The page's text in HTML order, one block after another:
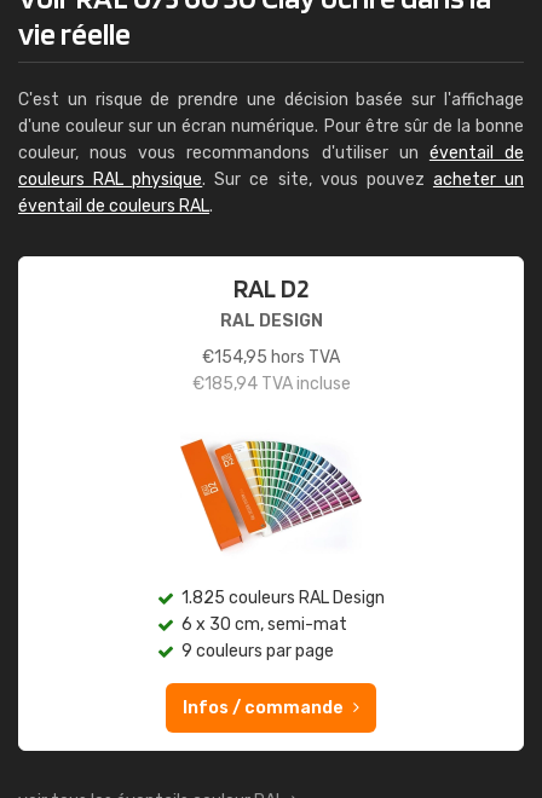
vie réelle
C'est un risque de prendre une décision basée sur l'affichage
d'une couleur sur un écran numérique. Pour être sûr de la bonne
couleur, nous vous recommandons d'utiliser un éventail de
couleurs RAL physique. Sur ce site, vous pouvez acheter un
éventail de couleurs RAL.
RAL D2
RAL DESIGN
€154,95 hors TVA
€185,94TVA incluse
1.825 couleurs RAL Design
6 x 30 cm, semi-mat
9 couleurs par page
Infos / commande